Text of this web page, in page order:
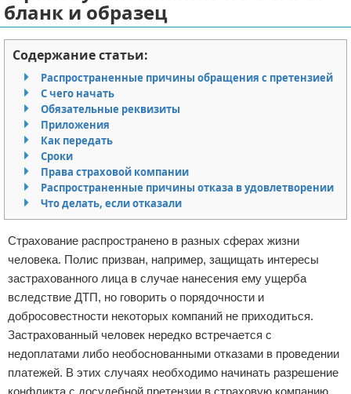
Миграционное право
Административное право
Пенсия, пособия и льготы
Семейное право
Льготы и компенсации
Наследство и завещания
Уголовное право
Нотариат в РФ
Земельное право
Право собственности
Отказ от ответственности
бланк и образец
Содержание статьи:
Распространенные причины обращения с претензией
С чего начать
Обязательные реквизиты
Приложения
Как передать
Сроки
Права страховой компании
Распространенные причины отказа в удовлетворении
Что делать, если отказали
Страхование распространено в разных сферах жизни
человека. Полис призван, например, защищать интересы
застрахованного лица в случае нанесения ему ущерба
вследствие ДТП, но говорить о порядочности и
добросовестности некоторых компаний не приходиться.
Застрахованный человек нередко встречается с
недоплатами либо необоснованными отказами в проведении
платежей. В этих случаях необходимо начинать разрешение
конфликта с досудебной претензии в страховую компанию.